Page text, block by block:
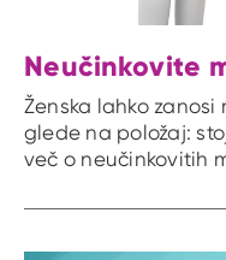
Neučinkovite
Ženska lahko
glede na položaj:
več o neučinkovitih